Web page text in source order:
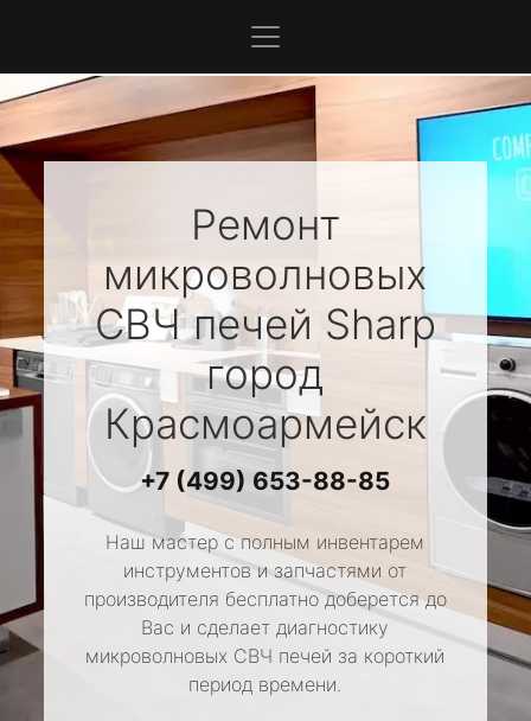
Ремонт
микроволновых
СВЧ печей Sharp
город
Красмоармейск
+7 (499) 653-88-85
Наш мастер с полным инвентарем
инструментов и запчастями от
производителя бесплатно доберется до
Вас и сделает диагностику
микроволновых СВЧ печей за короткий
период времени.